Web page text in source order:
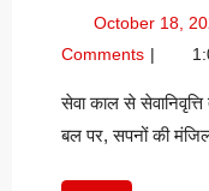
October 18,
Comments
सेवा काल से
बल पर, सपनों की